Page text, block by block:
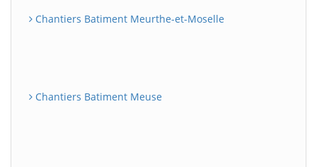
Chantiers Batiment Meurthe-et-Moselle
Chantiers Batiment Meuse